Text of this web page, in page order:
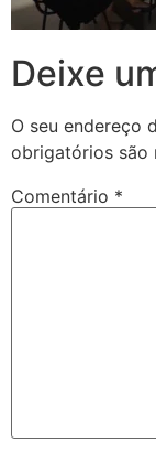
Deixe
O seu endereço
obrigatórios são
Comentário *